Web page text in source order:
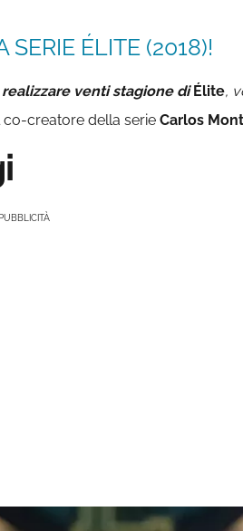
SERIE ÉLITE (2018)!
venti stagione diÉlite,
creatore della serie Carlos